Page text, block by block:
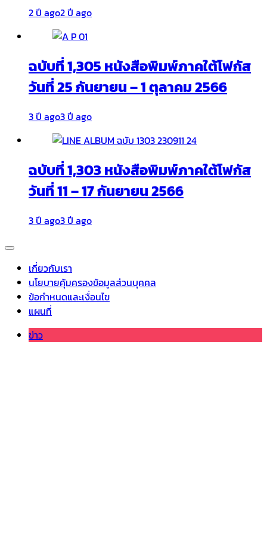
2 ปี ago2 ปี ago
ฉบับที่ 1,305 หนังสือพิมพ์ภาคใต้โฟกัส
วันที่ 25 กันยายน – 1 ตุลาคม 2566
3 ปี ago3 ปี ago
ฉบับที่ 1,303 หนังสือพิมพ์ภาคใต้โฟกัส
วันที่ 11 – 17 กันยายน 2566
3 ปี ago3 ปี ago
เกี่ยวกับเรา
นโยบายคุ้มครองข้อมูลส่วนบุคคล
ข้อกำหนดและเงื่อนไข
แผนที่
ข่าว